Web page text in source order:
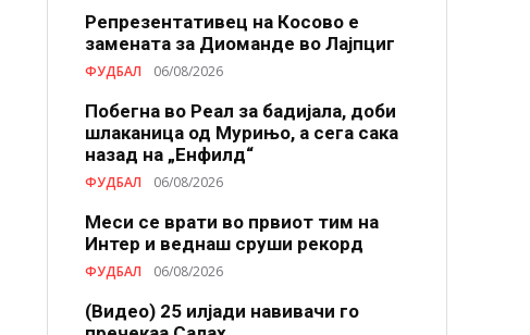
Репрезентативец на Косово е
замената за Диоманде во Лајпциг
ФУДБАЛ 06/08/2026
Побегна во Реал за бадијала, доби
шлаканица од Мурињо, а сега сака
назад на „Енфилд“
ФУДБАЛ 06/08/2026
Меси се врати во првиот тим на
Интер и веднаш сруши рекорд
ФУДБАЛ 06/08/2026
(Видео) 25 илјади навивачи го